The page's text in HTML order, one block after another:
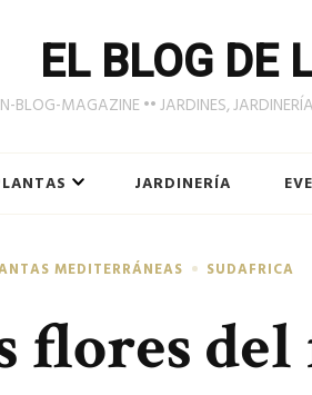
EL BLOG DE
BLOG-MAGAZINE •• JARDINES,
JARDINERÍA
MEDITERRÁNEAS SUDAFRICA
flores